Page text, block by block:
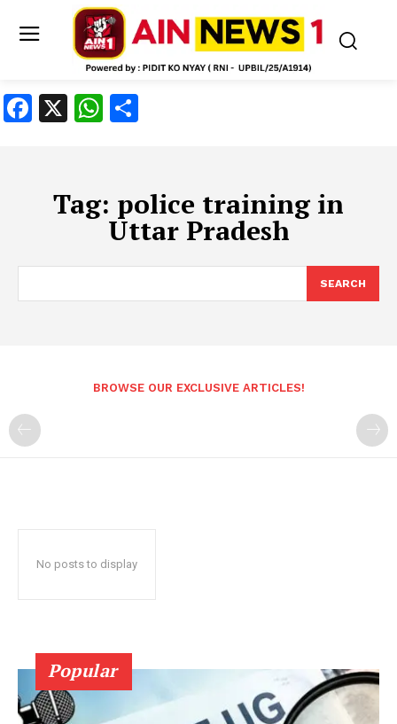
Facebook
X WhatsApp
Tag: police training in
Uttar Pradesh
SEARCH
BROWSE OUR EXCLUSIVE ARTICLES!
No posts to display
Popular